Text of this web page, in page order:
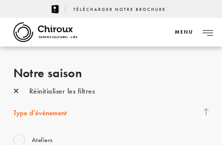
TÉLÉCHARGER NOTRE BROCHURE
CENTRE CULTUREL - LIÈGE
MENU
Notre saison
Réinitialiser les filtres
Type d’événement
Ateliers